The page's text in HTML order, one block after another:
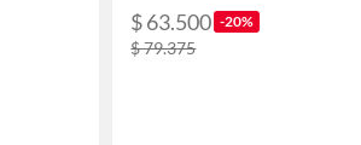
$ 63.500 -20%
$ 79.375